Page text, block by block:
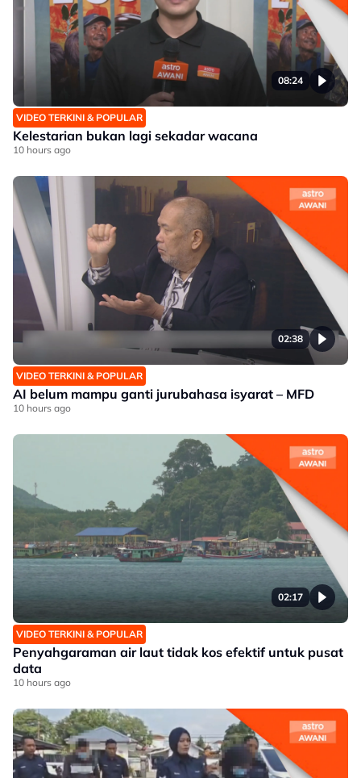
08:24
VIDEO TERKINI & POPULAR
Kelestarian bukan lagi sekadar wacana
10 hours ago
02:38
VIDEO TERKINI & POPULAR
AI belum mampu ganti jurubahasa isyarat – MFD
10 hours ago
02:17
VIDEO TERKINI & POPULAR
Penyahgaraman air laut tidak kos efektif untuk pusat
data
10 hours ago